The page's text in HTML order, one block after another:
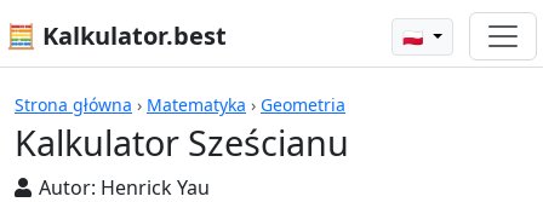
🧮 Kalkulator.best 🇵🇱
Strona główna › Matematyka › Geometria
Kalkulator Sześcianu
Autor: Henrick Yau
Kalkulatory